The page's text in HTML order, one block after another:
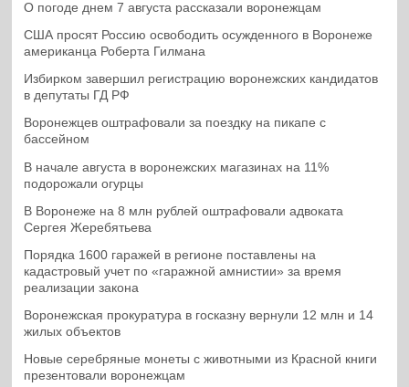
О погоде днем 7 августа рассказали воронежцам
США просят Россию освободить осужденного в Воронеже
американца Роберта Гилмана
Избирком завершил регистрацию воронежских кандидатов
в депутаты ГД РФ
Воронежцев оштрафовали за поездку на пикапе с
бассейном
В начале августа в воронежских магазинах на 11%
подорожали огурцы
В Воронеже на 8 млн рублей оштрафовали адвоката
Сергея Жеребятьева
Порядка 1600 гаражей в регионе поставлены на
кадастровый учет по «гаражной амнистии» за время
реализации закона
Воронежская прокуратура в госказну вернули 12 млн и 14
жилых объектов
Новые серебряные монеты с животными из Красной книги
презентовали воронежцам